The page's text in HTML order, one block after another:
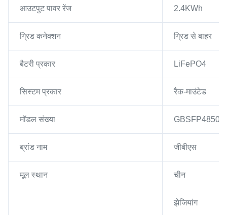
आउटपुट पावर रेंज 2.4KWh
ग्रिड कनेक्शन ग्रिड से बाहर
बैटरी प्रकार LiFePO4
सिस्टम प्रकार रैक-माउंटेड
मॉडल संख्या GBSFP4850T
ब्रांड नाम जीबीएस
मूल स्थान चीन
झेजियांग